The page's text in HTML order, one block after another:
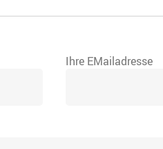
Ihre EMailadresse